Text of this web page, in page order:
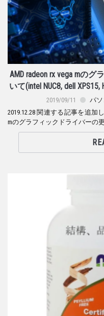
AMD radeon rx vega mの
いて(intel NUC8, dell
2019/09/11 パ
2019.12.28 関連する記事を追加
mのグラフィックドライバーの